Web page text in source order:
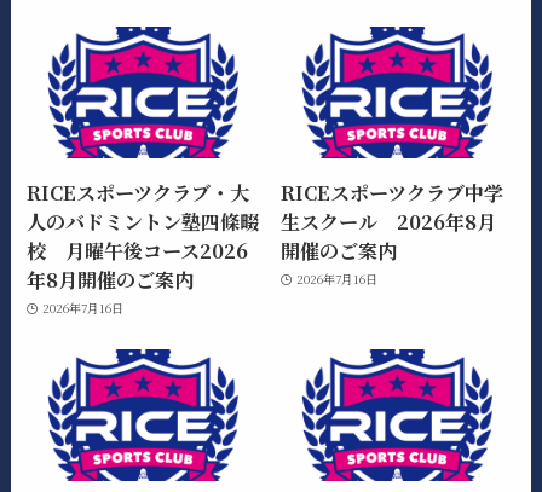
RICEスポーツクラブ・大
人のバドミントン塾四條畷
校 月曜午後コース2026
年8月開催のご案内
2026年7月16日
RICEスポーツクラブ中学
生スクール 2026年8月
開催のご案内
2026年7月16日